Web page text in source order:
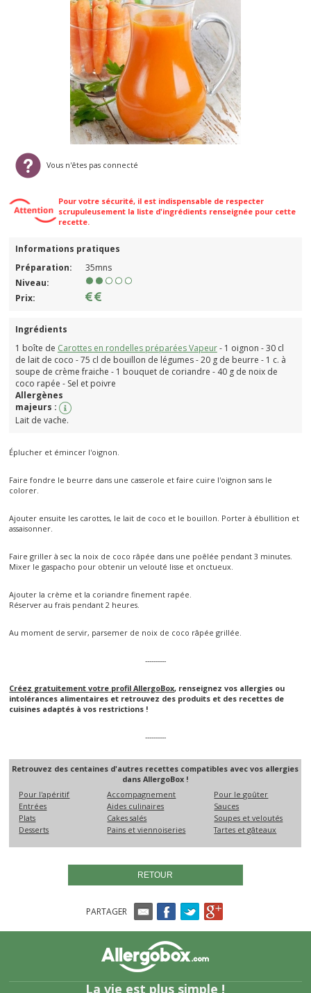
Vous n'êtes pas connecté
Pour votre sécurité, il est indispensable de respecter
scrupuleusement la liste d'ingrédients renseignée pour cette
recette.
Informations pratiques
Préparation:
35mns
Niveau:
Prix:
Ingrédients
1 boîte de Carottes en rondelles préparées Vapeur- 1 oignon - 30 cl
de lait de coco - 75 cl de bouillon de légumes - 20 g de beurre - 1 c. à
soupe de crème fraiche - 1 bouquet de coriandre - 40 g de noix de
coco rapée - Sel et poivre
Allergènes
majeurs :
Lait de vache.
Éplucher et émincer l'oignon.
Faire fondre le beurre dans une casserole et faire cuire l'oignon sans le
colorer.
Ajouter ensuite les carottes, le lait de coco et le bouillon. Porter à ébullition et
assaisonner.
Faire griller à sec la noix de coco râpée dans une poêlée pendant 3 minutes.
Mixer le gaspacho pour obtenir un velouté lisse et onctueux.
Ajouter la crème et la coriandre finement rapée.
Réserver au frais pendant 2 heures.
Au moment de servir, parsemer de noix de coco râpée grillée.
----------
Créez gratuitement votre profil AllergoBox, renseignez vos allergies ou
intolérances alimentaires et retrouvez des produits et des recettes de
cuisines adaptés à vos restrictions !
----------
Retrouvez des centaines d'autres recettes compatibles avec vos allergies
dans AllergoBox !
Pour l'apéritif
Accompagnement
Pour le goûter
Entrées
Aides culinaires
Sauces
Plats
Cakes salés
Soupes et veloutés
Desserts
Pains et viennoiseries Tartes et gâteaux
RETOUR
PARTAGER
La vie est plus simple !